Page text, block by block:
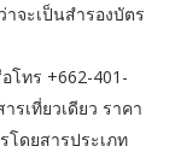
จะเป็นสำรองบัตร
โทร +662-401-
รเที่ยวเดียว ราคา
โดยสารประเภท